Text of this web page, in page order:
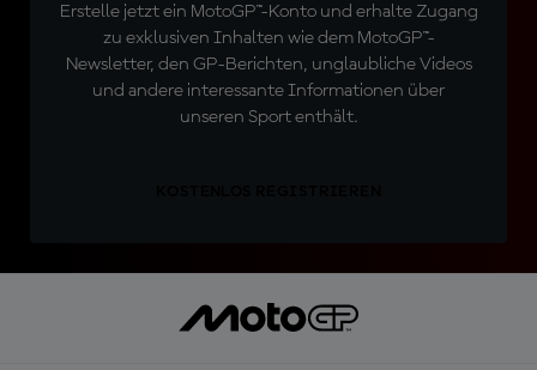
Erstelle jetzt ein MotoGP™-Konto und erhalte Zugang
zu exklusiven Inhalten wie dem MotoGP™-
Newsletter, den GP-Berichten, unglaubliche Videos
und andere interessante Informationen über
unseren Sport enthält.